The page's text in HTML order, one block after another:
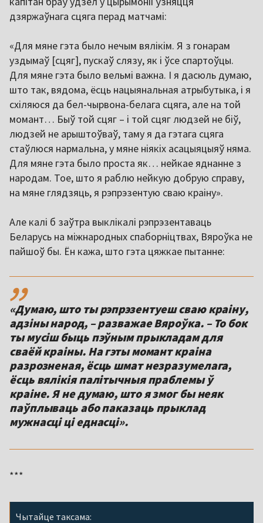
дзяржаўнага сцяга перад матчамі:
«Для мяне гэта было нечым вялікім. Я з гонарам
уздымаў [сцяг], пускаў слязу, як і ўсе спартоўцы.
Для мяне гэта было вельмі важна. І я дасюль думаю,
што так, вядома, ёсць нацыянальная атрыбутыка, і я
схіляюся да бел-чырвона-белага сцяга, але на той
момант… Быў той сцяг – і той сцяг людзей не біў,
людзей не арыштоўваў, таму я да гэтага сцяга
стаўлюся нармальна, у мяне ніякіх асацыяцыяў няма.
Для мяне гэта было проста як… нейкае яднанне з
народам. Тое, што я раблю нейкую добрую справу,
на мяне глядзяць, я рэпрэзентую сваю краіну».
Але калі б заўтра выклікалі рэпрэзентаваць
Беларусь на міжнародных спаборніцтвах, Вяроўка не
пайшоў бы. Ён кажа, што гэта цяжкае пытанне:
,,
«Думаю, што ты рэпрэзентуеш сваю краіну,
адзіны народ, – разважае Вяроўка. – То бок
ты мусіш быць пэўным прыкладам для
сваёй краіны. На гэты момант краіна
разрозненая, ёсць шмат незразумелага,
ёсць вялікія палітычныя праблемы ў
краіне. Я не думаю, што я змог бы неяк
паўплываць або паказаць прыклад
мужнасці ці еднасці».
***
Чытайце таксама: